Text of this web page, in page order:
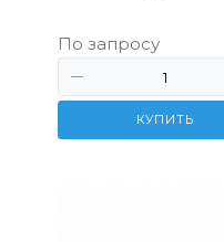
По запросу
КУПИТЬ